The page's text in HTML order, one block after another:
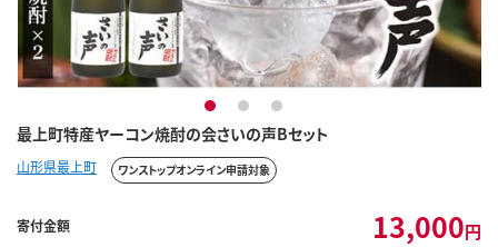
最上町特産ヤーコン焼酎の会さいの声Bセット
1 2 3
山形県最上町 ワンストップオンライン申請対象
寄付金額 13,000円